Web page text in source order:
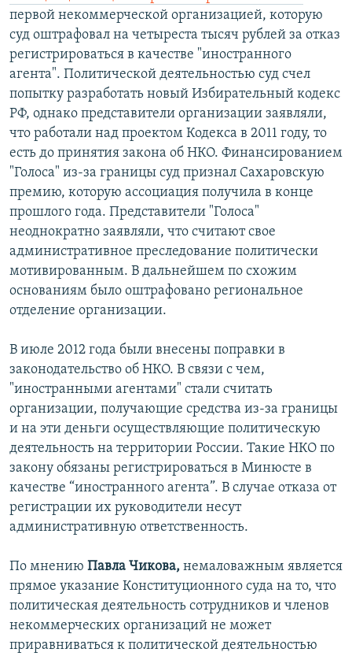
первой некоммерческой организацией, которую
суд оштрафовал на четыреста тысяч рублей за отказ
регистрироваться в качестве "иностранного
агента". Политической деятельностью суд счел
попытку разработать новый Избирательный кодекс
РФ, однако представители организации заявляли,
что работали над проектом Кодекса в 2011 году, то
есть до принятия закона об НКО. Финансированием
"Голоса" из-за границы суд признал Сахаровскую
премию, которую ассоциация получила в конце
прошлого года. Представители "Голоса"
неоднократно заявляли, что считают свое
административное преследование политически
мотивированным. В дальнейшем по схожим
основаниям было оштрафовано региональное
отделение организации.
В июле 2012 года были внесены поправки в
законодательство об НКО. В связи с чем,
"иностранными агентами" стали считать
организации, получающие средства из-за границы
и на эти деньги осуществляющие политическую
деятельность на территории России. Такие НКО по
закону обязаны регистрироваться в Минюсте в
качестве “иностранного агента”. В случае отказа от
регистрации их руководители несут
административную ответственность.
По мнению Павла Чикова, немаловажным является
прямое указание Конституционного суда на то, что
политическая деятельность сотрудников и членов
некоммерческих организаций не может
приравниваться к политической деятельностью